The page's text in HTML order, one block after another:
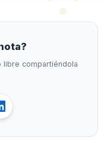
libre compartiéndola